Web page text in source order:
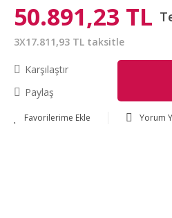
50.891,23 TL
3X17.811,93 TL taksitle
Karşılaştır
Paylaş
Yorum